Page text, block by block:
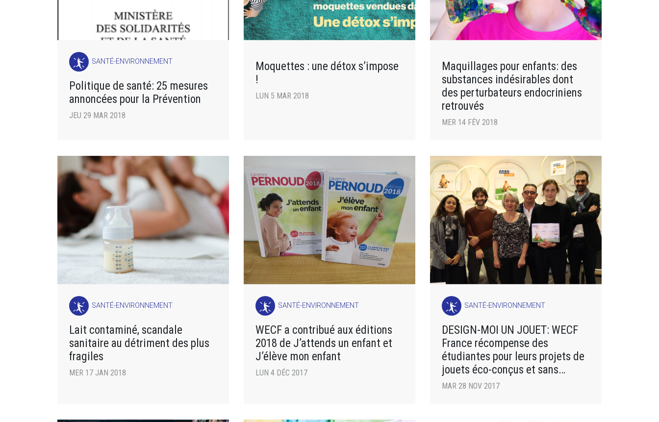
SANTÉ-ENVIRONNEMENT
Politique de santé: 25 mesures
annoncées pour la Prévention
JEU 29 MAR 2018
Moquettes : une détox s’impose
!
LUN 5 MAR 2018
Maquillages pour enfants: des
substances indésirables dont
des perturbateurs endocriniens
retrouvés
MER 14 FÉV 2018
SANTÉ-ENVIRONNEMENT
Lait contaminé, scandale
sanitaire au détriment des plus
fragiles
MER 17 JAN 2018
SANTÉ-ENVIRONNEMENT
WECF a contribué aux éditions
2018 de J’attends un enfant et
J’élève mon enfant
LUN 4 DÉC 2017
SANTÉ-ENVIRONNEMENT
DESIGN-MOI UN JOUET: WECF
France récompense des
étudiantes pour leurs projets de
jouets éco-conçus et sans
danger pour la santé
MAR 28 NOV 2017